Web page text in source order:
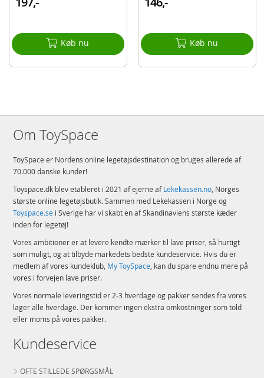
Køb nu Køb nu
Om ToySpace
ToySpace er Nordens online legetøjsdestination og bruges allerede af
70.000 danske kunder!
Toyspace.dk blev etableret i 2021 af ejerne afLekekassen.no, Norges
største online legetøjsbutik. Sammen med Lekekassen i Norge og
Toyspace.se i Sverige har vi skabt en af Skandinaviens største kæder
inden for legetøj!
Vores ambitioner er at levere kendte mærker til lave priser, så hurtigt
som muligt, og at tilbyde markedets bedste kundeservice. Hvis du er
medlem af vores kundeklub, My ToySpace, kan du spare endnu mere på
vores i forvejen lave priser.
Vores normale leveringstid er 2-3 hverdage og pakker sendes fra vores
lager alle hverdage. Der kommer ingen ekstra omkostninger som told
eller moms på vores pakker.
Kundeservice
OFTE STILLEDE SPØRGSMÅL